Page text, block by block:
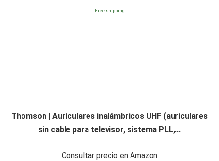
Free shipping
Thomson | Auriculares inalámbricos UHF (auriculares
sin cable para televisor, sistema PLL,...
Consultar precio en Amazon